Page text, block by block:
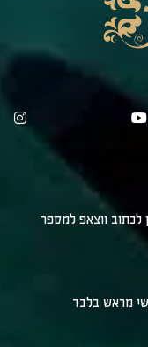
לכתוב ווצאפ למספר
מראש בלבד